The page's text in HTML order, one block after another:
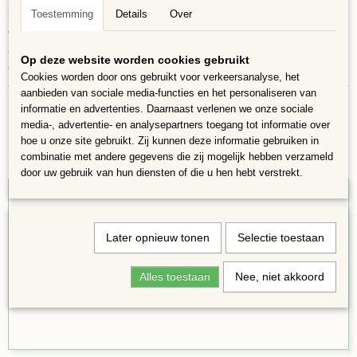
straling.
Wordt de vorst te streng, advies het object binnen halen. De mix is
gedeeltelijk transparant en ondoorzichtig. Prima te
gebruiken in Mozaïekwerkstukken en decoratie stukken.
Ook interessant
Toestemming Details Over
Op deze website worden cookies gebruikt
Cookies worden door ons gebruikt voor verkeersanalyse, het
aanbieden van sociale media-functies en het personaliseren van
informatie en advertenties. Daarnaast verlenen we onze sociale
media-, advertentie- en analysepartners toegang tot informatie over
hoe u onze site gebruikt. Zij kunnen deze informatie gebruiken in
combinatie met andere gegevens die zij mogelijk hebben verzameld
door uw gebruik van hun diensten of die u hen hebt verstrekt.
Later opnieuw tonen Selectie toestaan
Alles toestaan Nee, niet akkoord